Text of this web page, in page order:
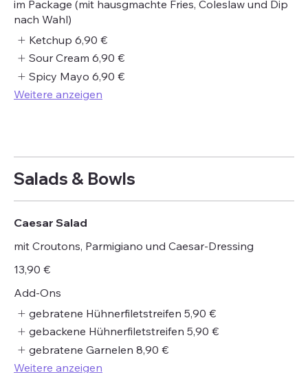
im Package (mit hausgmachte Fries, Coleslaw und Dip
nach Wahl)
Ketchup 6,90 €
Sour Cream 6,90 €
Spicy Mayo 6,90 €
Weitere anzeigen
Salads & Bowls
Caesar Salad
mit Croutons, Parmigiano und Caesar-Dressing
13,90 €
Add-Ons
gebratene Hühnerfiletstreifen 5,90 €
gebackene Hühnerfiletstreifen 5,90 €
gebratene Garnelen 8,90 €
Weitere anzeigen